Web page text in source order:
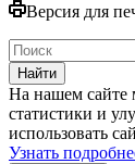
Версия для
Найти
На нашем сайте
статистики и
использовать
Узнать